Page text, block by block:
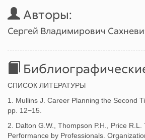
Авторы:
Сергей Владимирович
СПИСОК ЛИТЕРАТУРЫ
1. Mullins J. Career Planning the Second
pp. 12−15.
2. Dalton G.W., Thompson P.H., Price
Performance by Professionals.